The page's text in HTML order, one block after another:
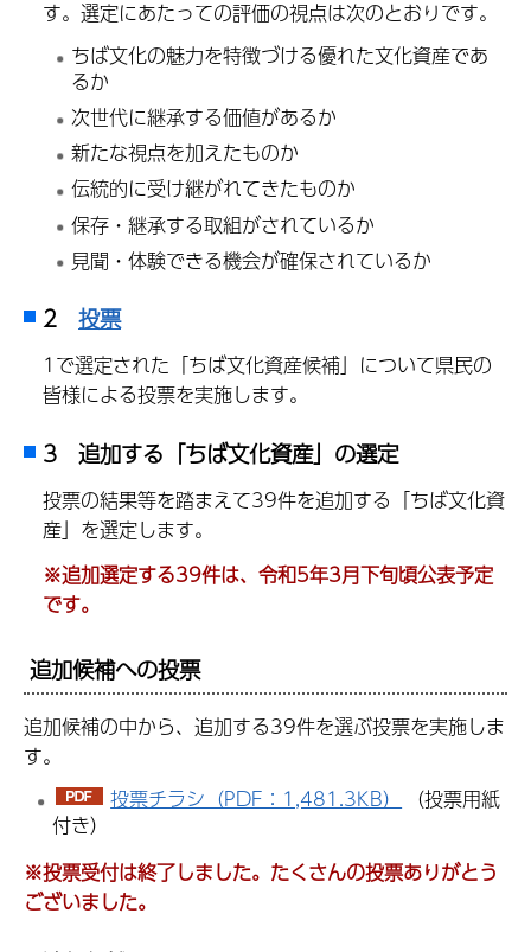
す。選定にあたっての評価の視点は次のとおりです。
ちば文化の魅力を特徴づける優れた文化資産であ
るか
次世代に継承する価値があるか
新たな視点を加えたものか
伝統的に受け継がれてきたものか
保存・継承する取組がされているか
見聞・体験できる機会が確保されているか
2 投票
1で選定された「ちば文化資産候補」について県民の
皆様による投票を実施します。
3 追加する「ちば文化資産」の選定
投票の結果等を踏まえて39件を追加する「ちば文化資
産」を選定します。
※追加選定する39件は、令和5年3月下旬頃公表予定
です。
追加候補への投票
追加候補の中から、追加する39件を選ぶ投票を実施しま
す。
投票チラシ（PDF：1,481.3KB）
（投票用紙
付き）
※投票受付は終了しました。たくさんの投票ありがとう
ございました。